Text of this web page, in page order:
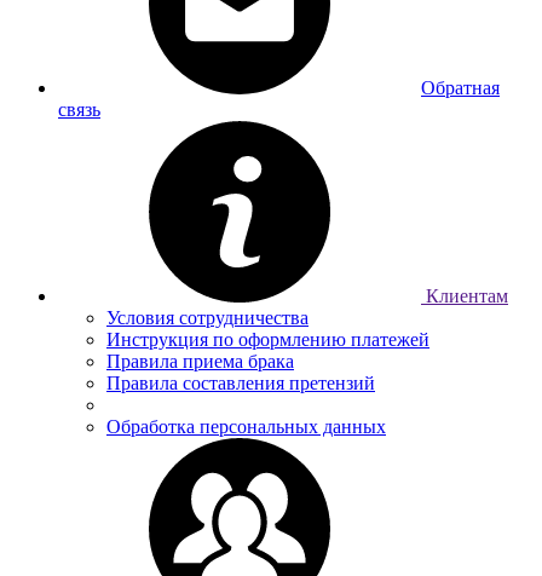
Обратная
связь
Клиентам
Условия сотрудничества
Инструкция по оформлению платежей
Правила приема брака
Правила составления претензий
Обработка персональных данных